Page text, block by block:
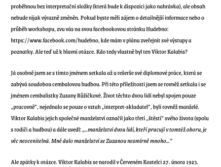
proběhnou bez interpretační složky (která bude k dispozici jako nahrávka), ale obsah
nebude nijak výrazně změněn. Pokud byste měli zájem o detailnější informace nebo o
průběh workshopu, zvu vás na svou facebookovou stránku Hudebno:
https://www.facebook.com/hudebno, kde mám v plánu zveřejnit své výstupy a
poznatky. Ale teď už k hlavní otázce. Kdo tedy vlastně byl ten Viktor Kalabis?
Já osobně jsem se s tímto jménem setkala až u rešerše své diplomové práce, která se
zabývá soudobou cembalovou hudbou. Při této příležitosti jsem se rovněž setkala i se
jménem cembalistky Zuzany Růžičkové. Život těchto dvou lidí nebyl spojen pouze
„pracovně“, nejednalo se pouze o vztah „interpret-skladatel“, byli rovněž manželé.
Viktor Kalabis jejich společné manželství označil jako třetí „štěstí“ svého života (spolu
s rodiči a hudbou)a dále uvedl:„…manželství dvou lidí, kteří pracují v tomtéž oboru, je
věc neocenitelná. Mně dalo manželství se Zuzanou nesmírně mnoho…“
Ale zpátky k otázce. Viktor Kalabis se narodil v Červeném Kostelci 27. února 1923.